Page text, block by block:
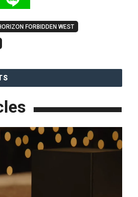
FORBIDDEN WEST